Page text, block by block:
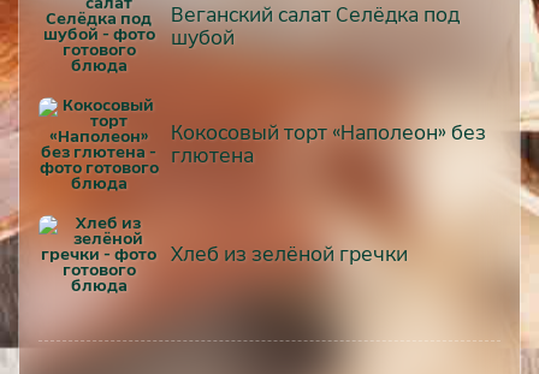
Веганский салат Селёдка под
шубой
Кокосовый торт «Наполеон» без
глютена
Хлеб из зелёной гречки